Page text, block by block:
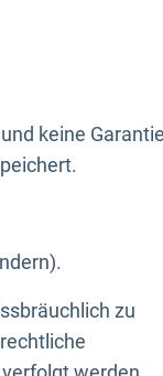
keine Garantie
zu